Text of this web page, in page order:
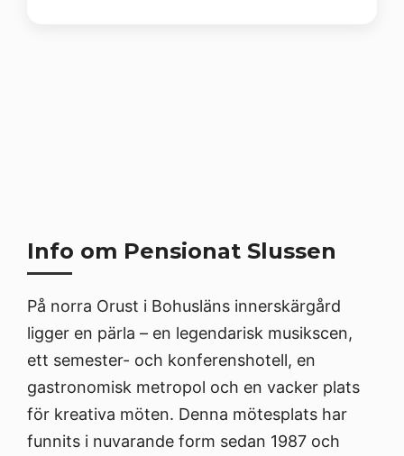
Info om Pensionat Slussen
På norra Orust i Bohusläns innerskärgård
ligger en pärla – en legendarisk musikscen,
ett semester- och konferenshotell, en
gastronomisk metropol och en vacker plats
för kreativa möten. Denna mötesplats har
funnits i nuvarande form sedan 1987 och